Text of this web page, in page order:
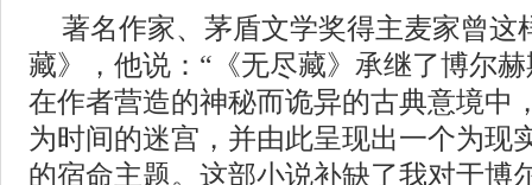
著名作家、茅盾文学奖得主麦家曾这
藏》，他说：“《无尽藏》承继了博尔
在作者营造的神秘而诡异的古典意境中
为时间的迷宫，并由此呈现出一个为现
的宿命主题。这部小说补缺了我对于博